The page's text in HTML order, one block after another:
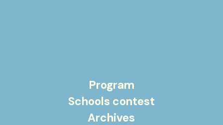
Program
Schools contest
Archives